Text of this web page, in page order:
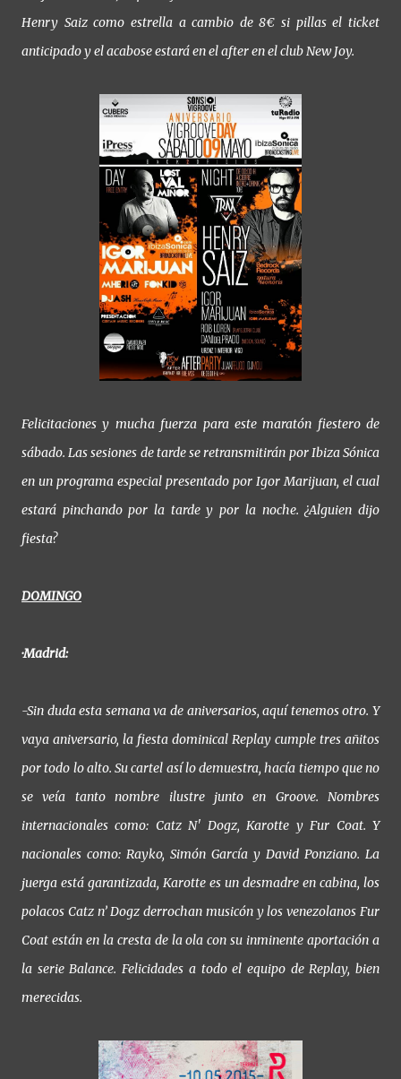
Henry Saiz como estrella a cambio de 8€ si pillas el ticket
anticipado y el acabose estará en el after en el club New Joy.
Felicitaciones y mucha fuerza para este maratón fiestero de
sábado. Las sesiones de tarde se retransmitirán por Ibiza Sónica
en un programa especial presentado por Igor Marijuan, el cual
estará pinchando por la tarde y por la noche. ¿Alguien dijo
fiesta?
DOMINGO
·Madrid:
-Sin duda esta semana va de aniversarios, aquí tenemos otro. Y
vaya aniversario, la fiesta dominical Replay cumple tres añitos
por todo lo alto. Su cartel así lo demuestra, hacía tiempo que no
se veía tanto nombre ilustre junto en Groove. Nombres
internacionales como: Catz N' Dogz, Karotte y Fur Coat. Y
nacionales como: Rayko, Simón García y David Ponziano. La
juerga está garantizada, Karotte es un desmadre en cabina, los
polacos Catz n’ Dogz derrochan musicón y los venezolanos Fur
Coat están en la cresta de la ola con su inminente aportación a
la serie Balance. Felicidades a todo el equipo de Replay, bien
merecidas.